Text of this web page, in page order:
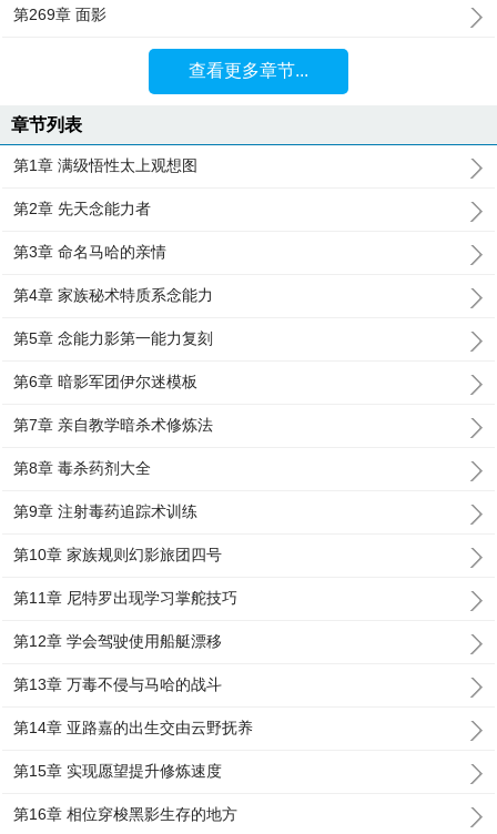
第269章 面影
查看更多章节...
章节列表
第1章 满级悟性太上观想图
第2章 先天念能力者
第3章 命名马哈的亲情
第4章 家族秘术特质系念能力
第5章 念能力影第一能力复刻
第6章 暗影军团伊尔迷模板
第7章 亲自教学暗杀术修炼法
第8章 毒杀药剂大全
第9章 注射毒药追踪术训练
第10章 家族规则幻影旅团四号
第11章 尼特罗出现学习掌舵技巧
第12章 学会驾驶使用船艇漂移
第13章 万毒不侵与马哈的战斗
第14章 亚路嘉的出生交由云野抚养
第15章 实现愿望提升修炼速度
第16章 相位穿梭黑影生存的地方